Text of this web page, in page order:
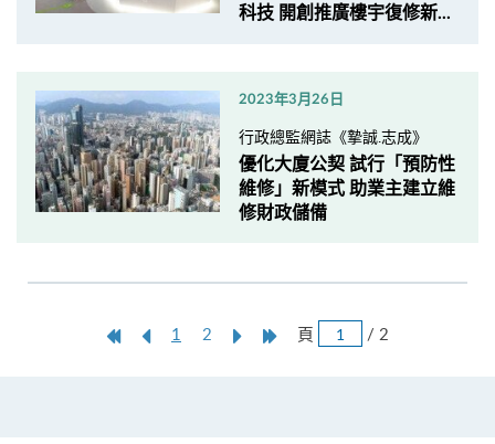
科技 開創推廣樓宇復修新...
2023年3月26日
行政總監網誌《摯誠.志成》
優化大廈公契 試行「預防性
維修」新模式 助業主建立維
修財政儲備
第
上
1 2
NextLast頁 / 2